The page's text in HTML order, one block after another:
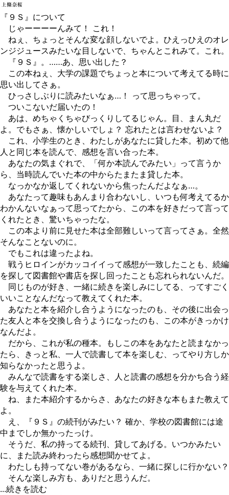
『９Ｓ』について
じゃーーーーんみて！ これ！
ねぇ、ちょっとそんな変な顔しないでよ。ひえっひえのオレ
ンジジュースみたいな目しないで、ちゃんとこれみて。これ。
『９Ｓ』。……あ、思い出した？
この本ねぇ、大学の課題でちょっと本について考えてる時に
思い出してさぁ。
ひっさしぶりに読みたいなぁ…！ って思っちゃって。
ついこないだ届いたの！
あは、めちゃくちゃびっくりしてるじゃん。目、まん丸だ
よ。でもさぁ、懐かしいでしょ？ 忘れたとは言わせないよ？
これ、小学生のとき、わたしがあなたに貸した本。初めて他
人と同じ本を読んで、感想を言い合った本。
あなたの気まぐれで、「何か本読んでみたい」って言うか
ら、当時読んでいた本の中からたまたま貸した本。
なっかなか返してくれないから焦ったんだよなぁ…。
あなたって趣味もあんまり合わないし、いつも何考えてるか
わかんないなぁって思ってたから、この本を好きだって言って
くれたとき、驚いちゃったな。
この本より前に見せた本は全部難しいって言ってさぁ。全然
そんなことないのに。
でもこれは違ったよね。
戦うヒロインがカッコイイって感想が一致したことも、続編
を探して図書館や書店を探し回ったことも忘れられないんだ。
同じものが好き、一緒に続きを楽しみにしてる、ってすごく
いいことなんだなって教えてくれた本。
あなたと本を紹介し合うようになったのも、その後に出会っ
た友人と本を交換し合うようになったのも、この本がきっかけ
なんだよ。
だから、これが私の種本。もしこの本をあなたと読まなかっ
たら、きっと私、一人で読書して本を楽しむ、ってやり方しか
知らなかったと思うよ。
みんなで読書をする楽しさ、人と読書の感想を分かち合う経
験を与えてくれた本。
ね、また本紹介するからさ、あなたの好きな本もまた教えて
よ。
え、『９Ｓ』の続刊がみたい？ 確か、学校の図書館には途
中までしか無かったっけ。
そうだ、私の持ってる続刊、貸してあげる。いつかみたい
に、また読み終わったら感想聞かせてよ。
わたしも持ってない巻があるなら、一緒に探しに行かない？
そんな楽しみ方も、ありだと思うんだ。
...続きを読む